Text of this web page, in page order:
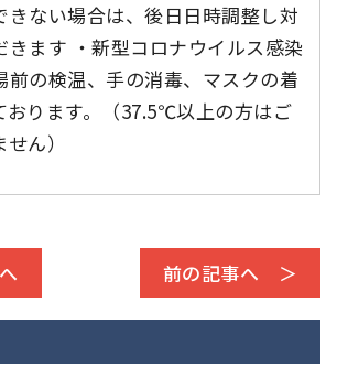
ない場合は、後日日時調整し対
きます ・新型コロナウイルス感染
前の検温、手の消毒、マスクの着
おります。（37.5℃以上の方はご
ん）
前の記事へ ＞